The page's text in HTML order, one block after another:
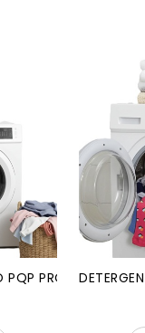
KG
PQP PROFESIONAL